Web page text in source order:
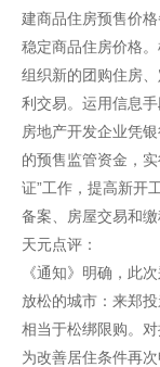
建商品住房预售价
稳定商品住房价格
组织新的团购住房
利交易。运用信息
房地产开发企业凭
的预售监管资金，
证”工作，提高新开
备案、房屋交易和缴
天元点评：
《通知》明确，此
放松的城市：来郑
相当于松绑限购。
为改善居住条件再